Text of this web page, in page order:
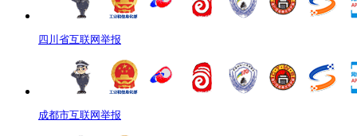
四川省互联网举报
成都市互联网举报